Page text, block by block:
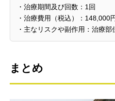
・治療期間及び回数：1回
・治療費用（税込）：
・主なリスクや副作用：治療
まとめ